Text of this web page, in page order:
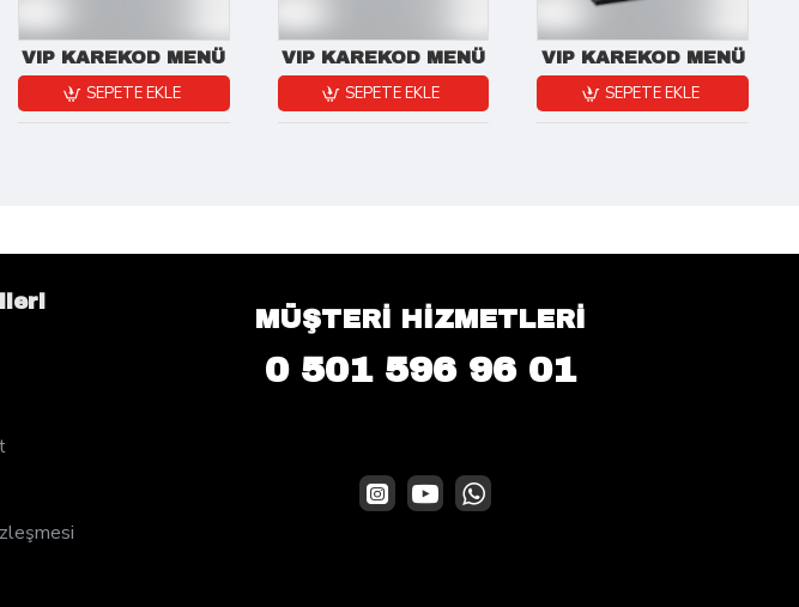
VIP KAREKOD MENÜ
SEPETE EKLE
VIP KAREKOD MENÜ
SEPETE EKLE
VIP KAREKOD MENÜ
SEPETE EKLE
MÜŞTERİ HİZMETLERİ
0 501 596 96 01